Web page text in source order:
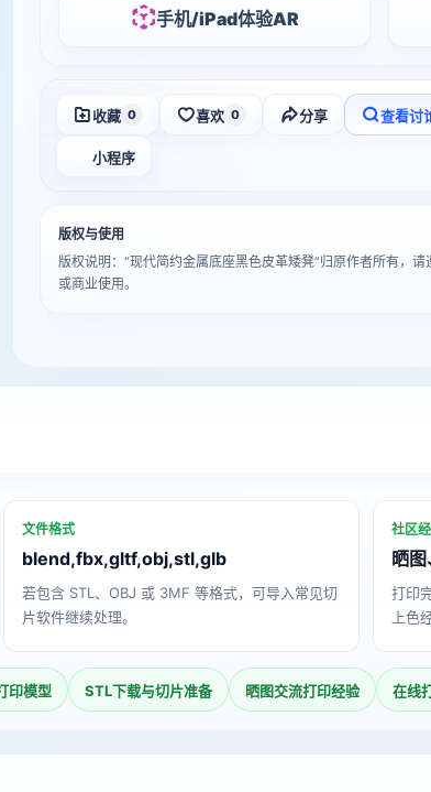
手机/iPad体验AR
收藏 0 喜欢 0 分享 查看讨
小程序
版权与使用
版权说明：“现代简约金属底座黑色皮革矮凳”归原作者所有，
或商业使用。
文件格式
blend,fbx,gltf,obj,stl,glb
若包含 STL、OBJ 或 3MF 等格式，可导入常见切
片软件继续处理。
社区
晒
打印
上色
印模型 STL下载与切片准备 晒图交流打印经验 在线